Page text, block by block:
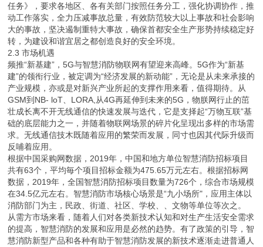
任务》，要求各地区、各有关部门按照任务分工，强化协调协作，推
动工作落实，全力压减事故总量，有效防范较大以上事故和社会影响
大的事故，坚决遏制重特大事故，确保首都安全生产形势持续稳定好
转，为建设和谐宜居之都创造良好的安全环境。
2.3 市场机遇
频推“新基建”，5G与智慧消防物联网有望迎来高峰。5G作为“新基
建”的领衔行业，被定调为“经济发展的新动能”，无论是从未来承接的
产业规模，亦或是对新兴产业所起的支撑作用来看，值得期待。从
GSM到NB- loT、LORA,从4G再延伸到未来的5G，物朕网行止的茁
壮成长离不开无线通信的快速发展与迭代，它是支择起“万物互联”基
础的底层能力之一，并随着物联网场景的碎片化呈现出多样的市场需
求。无线通信技木既随着应用的繁荣而发展，同寸也因其代际升级而
反哺着应用。
根据中国采购网数据，2019年，中国和地方单位智慧消防招标项目
共有63个，平均毎个项目招标金额为475.65万元左右。根据招标网
数据，2019年，全国智慧消防招标项目数量为726个，综合市场规模
在34.5亿元左右。智慧消防市场核心场景是“九小场所"，应用主体以
消防部门为主，民政、街道、社区、学校、、文物等单位等次之。
从需方市场来看，随着人们对各类新技术认知和对生产生活安全需求
的提高，智慧消防的发展和应用是必然的趋势。有了政策的引导，智
慧消防新型产品和各种有助于智慧消防发展的新技术逐渐走进普通人